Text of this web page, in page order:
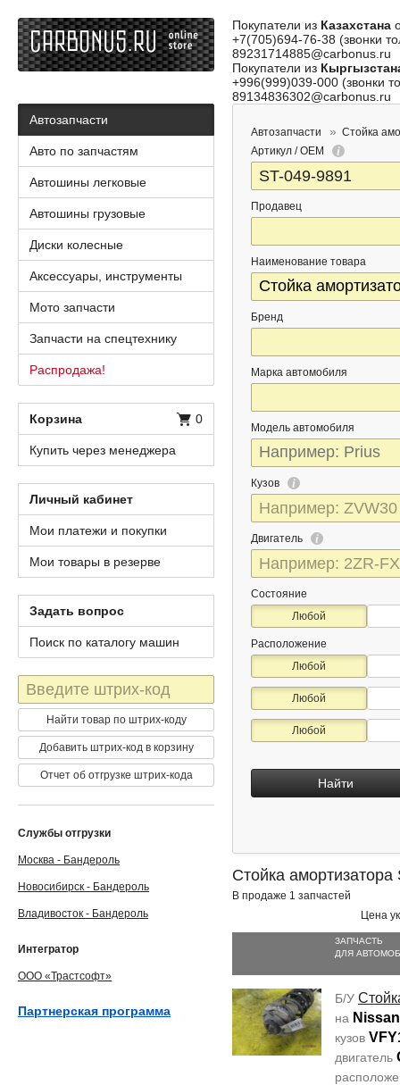
Покупатели из Казахстана
+7(705)694-76-38 (звонки
89231714885@carbonus.ru
Покупатели из
+996(999)039-000 (звонки
89134836302@carbonus.ru
Автозапчасти
Стойка
Артикул / OEM
Продавец
Наименование товара
Бренд
Марка автомобиля
Модель автомобиля
Кузов
Двигатель
Состояние
Любой
Расположение
Любой
Любой
Любой
Найти
Стойка амортизатора
В продаже 1 запчастей
Цена
ЗАПЧАСТЬ
ДЛЯ
Б/У
на
кузов
двигатель
Автозапчасти
Авто по запчастям
Автошины легковые
Автошины грузовые
Диски колесные
Аксессуары, инструменты
Мото запчасти
Запчасти на спецтехнику
Распродажа!
Корзина 0
Купить через менеджера
Личный кабинет
Мои платежи и покупки
Мои товары в резерве
Задать вопрос
Поиск по каталогу машин
Штрих-
код
Найти товар по штрих-коду
Добавить штрих-код в корзину
Отчет об отгрузке штрих-кода
Службы отгрузки
Москва - Бандероль
Новосибирск - Бандероль
Владивосток - Бандероль
Интегратор
ООО «Трастсофт»
Партнерская программа